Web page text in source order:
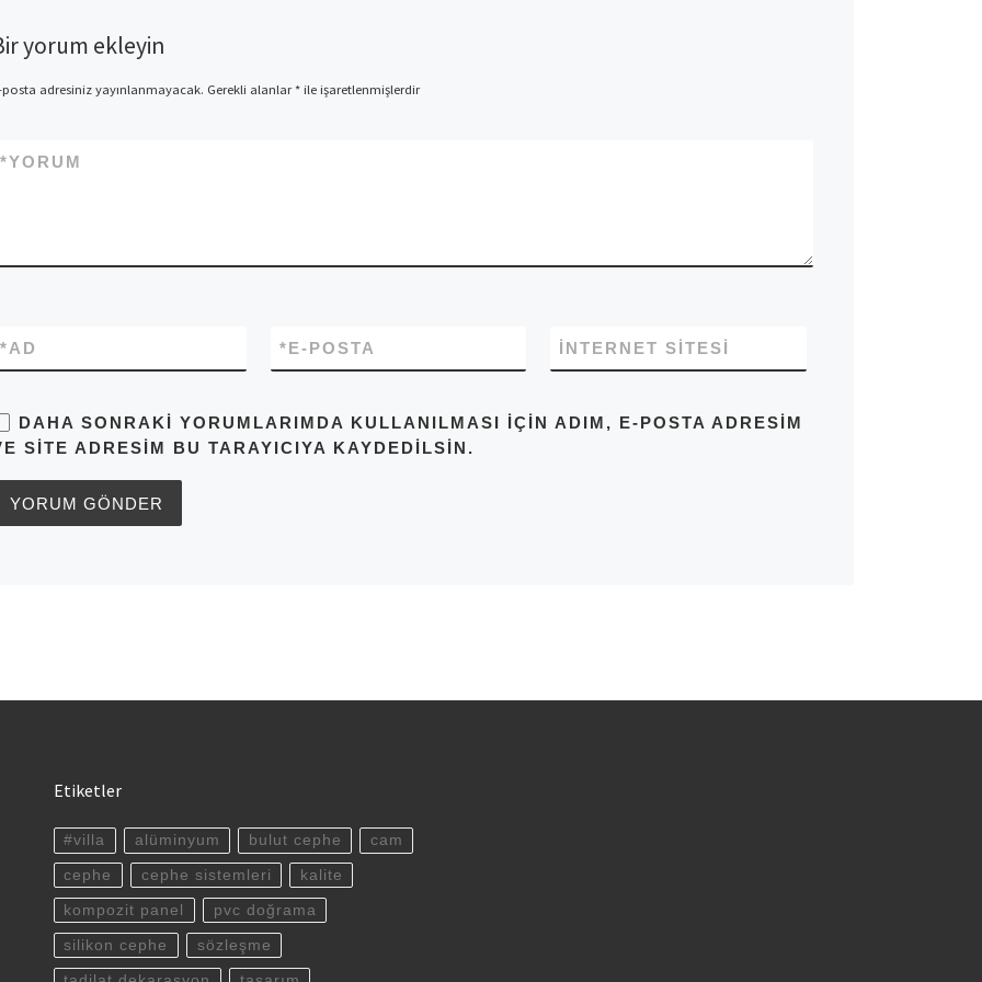
yorum ekleyin
posta adresiniz yayınlanmayacak. Gerekli alanlar*ile işaretlenmişlerdir
YORUM
*
AD
* E-POSTA
* İNTERNET SITESI
DAHA SONRAKI YORUMLARIMDA KULLANILMASI IÇIN ADIM, E-POSTA ADRESIM
SITE ADRESIM BU TARAYICIYA KAYDEDILSIN.
Etiketler
#villa alüminyum bulut cephe cam
cephe cephe sistemleri kalite
kompozit panel pvc doğrama
silikon cephe sözleşme